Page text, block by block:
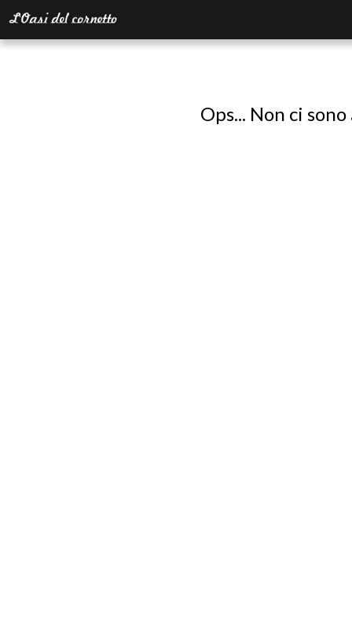
Ops... Non ci